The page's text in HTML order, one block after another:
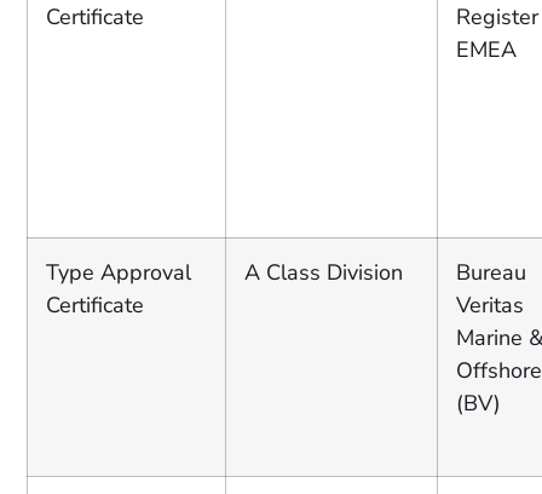
Certificate
Register
EMEA
Type Approval
Certificate
A Class Division
Bureau
Veritas
Marine
Offshore
(BV)